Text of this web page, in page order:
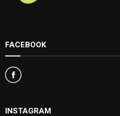
FACEBOOK
INSTAGRAM